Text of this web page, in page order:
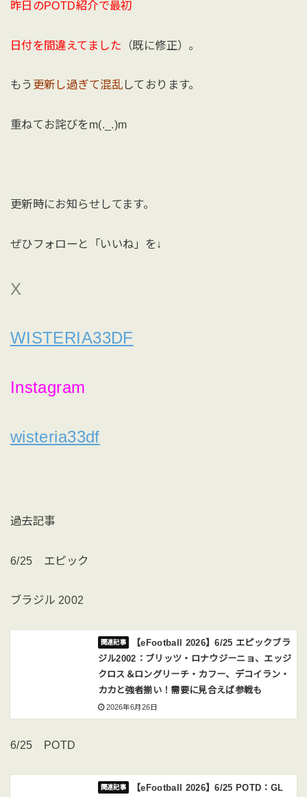
昨日のPOTD紹介で最初
日付を間違えてました （既に修正）。
もう 更新し過ぎて混乱しております。
重ねてお詫びをm(._.)m
更新時にお知らせしてます。
ぜひフォローと「いいね」を↓
X
WISTERIA33DF
Instagram
wisteria33df
過去記事
6/25 エピック
ブラジル 2002
【eFootball 2026】6/25 エピックブラ
ジル2002：ブリッツ・ロナウジーニョ、エッジ
クロス＆ロングリーチ・カフー、デコイラン・
カカと強者揃い！需要に見合えば参戦も
2026年6月26日
6/25 POTD
【eFootball 2026】6/25 POTD：GL